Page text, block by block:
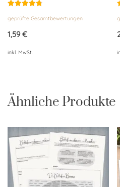
mit
von 5
geprüfte Gesamtbewertungen
1,59€
inkl. MwSt.
Ähnliche Produkte